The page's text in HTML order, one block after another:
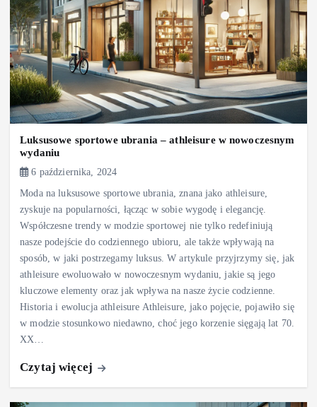
Luksusowe sportowe ubrania – athleisure w nowoczesnym
wydaniu
6 października, 2024
Moda na luksusowe sportowe ubrania, znana jako athleisure,
zyskuje na popularności, łącząc w sobie wygodę i elegancję.
Współczesne trendy w modzie sportowej nie tylko redefiniują
nasze podejście do codziennego ubioru, ale także wpływają na
sposób, w jaki postrzegamy luksus. W artykule przyjrzymy się, jak
athleisure ewoluowało w nowoczesnym wydaniu, jakie są jego
kluczowe elementy oraz jak wpływa na nasze życie codzienne.
Historia i ewolucja athleisure Athleisure, jako pojęcie, pojawiło się
w modzie stosunkowo niedawno, choć jego korzenie sięgają lat 70.
XX…
Czytaj więcej